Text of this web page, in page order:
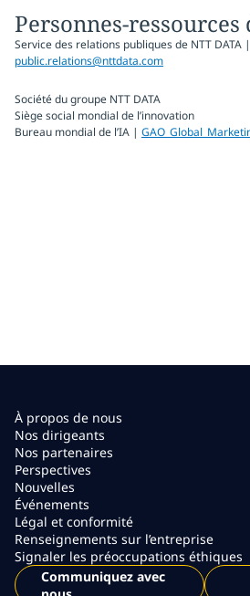
Personnes-ressources
Service des relations publiques de NTT DATA |
public.relations@nttdata.com
Société du groupe NTT DATA
Siège social mondial de l’innovation
Bureau mondial de l’IA |
À propos de nous
Nos dirigeants
Nos partenaires
Perspectives
Nouvelles
Événements
Légal et conformité
Renseignements sur l’entreprise
Signaler les préoccupations éthiques
Communiquez avec